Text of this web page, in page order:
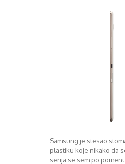
Samsung je stesao
plastiku koje nikako da
serija se sem po